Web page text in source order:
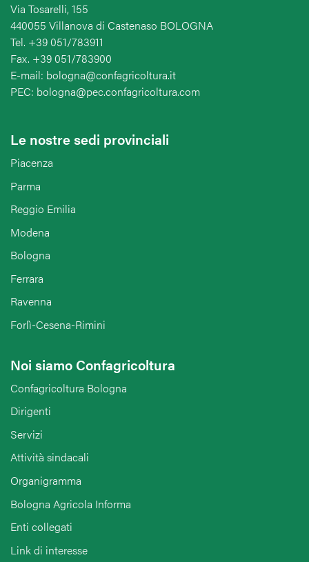
Via Tosarelli, 155
440055 Villanova di Castenaso BOLOGNA
Tel. +39 051/783911
Fax. +39 051/783900
E-mail: bologna@confagricoltura.it
PEC: bologna@pec.confagricoltura.com
Le nostre sedi provinciali
Piacenza
Parma
Reggio Emilia
Modena
Bologna
Ferrara
Ravenna
Forlì-Cesena-Rimini
Noi siamo Confagricoltura
Confagricoltura Bologna
Dirigenti
Servizi
Attività sindacali
Organigramma
Bologna Agricola Informa
Enti collegati
Link di interesse